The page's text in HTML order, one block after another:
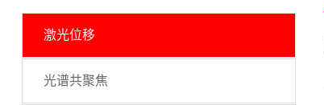
激光位移
光谱共聚焦